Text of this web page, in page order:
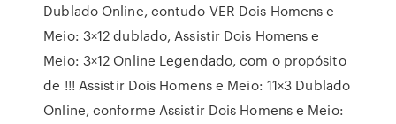
Dublado Online, contudo VER Dois Homens e
Meio: 3×12 dublado, Assistir Dois Homens e
Meio: 3×12 Online Legendado, com o propósito
de !!! Assistir Dois Homens e Meio: 11×3 Dublado
Online, conforme Assistir Dois Homens e Meio: